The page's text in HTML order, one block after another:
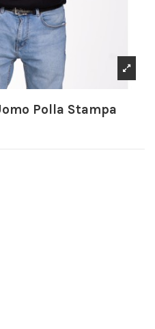
Polla Stampa